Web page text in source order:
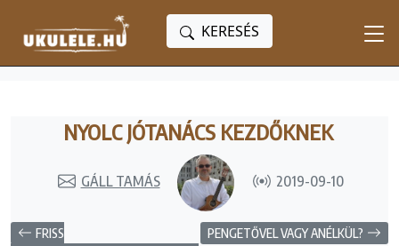
KERESÉS
NYOLC JÓTANÁCS KEZDŐKNEK
GÁLL TAMÁS 2019-09-10
FRISS
PENGETŐVEL VAGY ANÉLKÜL?